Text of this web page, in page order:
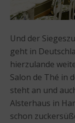
Und der
geht in
hierzulande
Salon de Thé in
steht an und
Alsterhaus in
schon